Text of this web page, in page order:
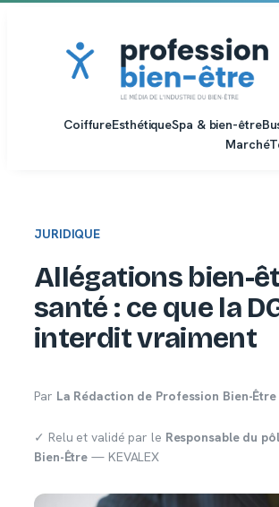
CoiffureEsthétiqueSpa & bien-être
Marché
JURIDIQUE
Allégations bien-
santé : ce que la
interdit vraiment
Par La Rédaction de Profession Bien-Être
✓ Relu et validé par le Responsable du
Bien-Être — KEVALEX